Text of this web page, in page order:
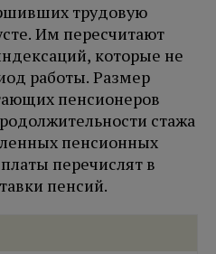
трудовую
Им пересчитают
которые не
работы. Размер
пенсионеров
стажа
пенсионных
перечислят в
пенсий.